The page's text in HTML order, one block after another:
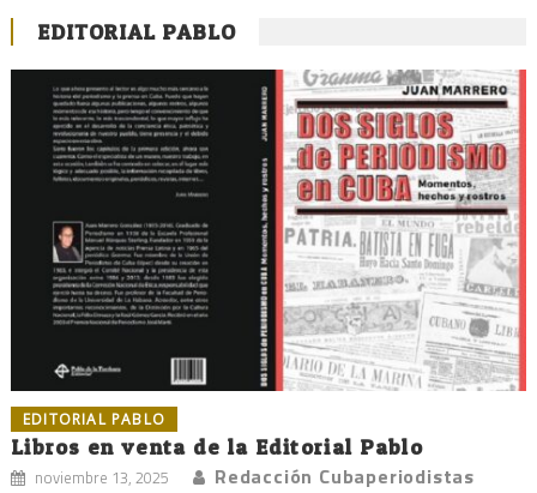
EDITORIAL PABLO
EDITORIAL PABLO
Libros en venta de la Editorial Pablo
noviembre 13, 2025 Redacción Cubaperiodistas